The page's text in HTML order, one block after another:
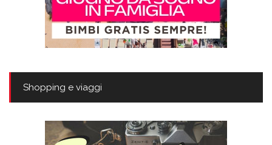
Shopping e viaggi